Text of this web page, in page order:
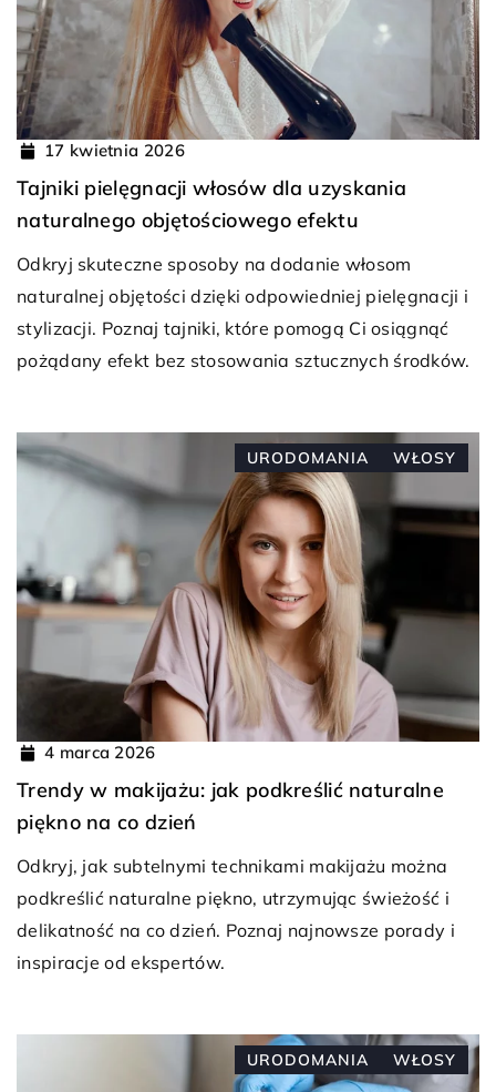
17 kwietnia 2026
Tajniki pielęgnacji włosów dla uzyskania
naturalnego objętościowego efektu
Odkryj skuteczne sposoby na dodanie włosom
naturalnej objętości dzięki odpowiedniej pielęgnacji i
stylizacji. Poznaj tajniki, które pomogą Ci osiągnąć
pożądany efekt bez stosowania sztucznych środków.
URODOMANIA WŁOSY
4 marca 2026
Trendy w makijażu: jak podkreślić naturalne
piękno na co dzień
Odkryj, jak subtelnymi technikami makijażu można
podkreślić naturalne piękno, utrzymując świeżość i
delikatność na co dzień. Poznaj najnowsze porady i
inspiracje od ekspertów.
URODOMANIA WŁOSY